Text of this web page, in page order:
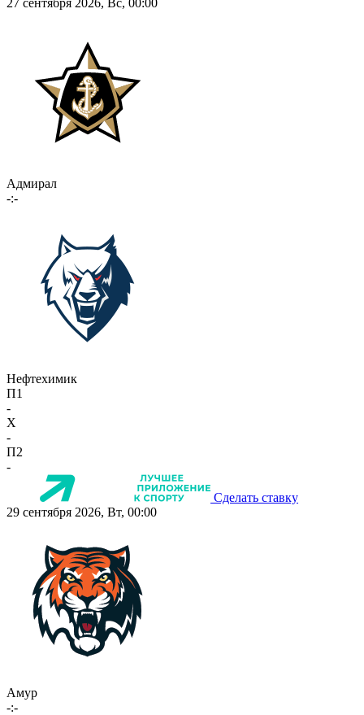
Адмирал
-:-
Нефтехимик
П1
-
X
-
П2
-
Сделать ставку
29 сентября 2026, Вт, 00:00
Амур
-:-